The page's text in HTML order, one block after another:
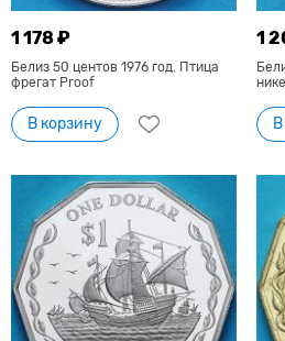
1 178 ₽
Белиз 50 центов 1976 год. Птица
фрегат Proof
В корзину
1